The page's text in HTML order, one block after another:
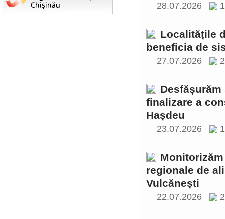
28.07.2026
Localitățile
beneficia de
27.07.2026
finalizare a
Hașdeu
23.07.2026
regionale de
Vulcănești
22.07.2026